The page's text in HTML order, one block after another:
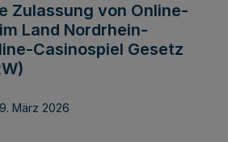
Zulassung von Online-
Land Nordrhein-
Casinospiel Gesetz
März 2026